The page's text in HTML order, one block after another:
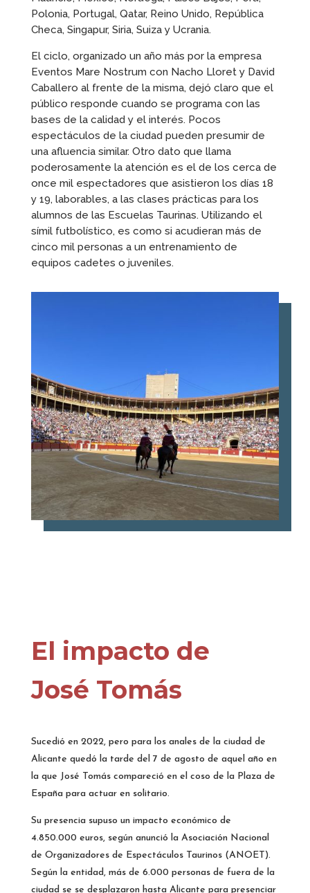
Polonia, Portugal, Qatar, Reino Unido, República
Checa, Singapur, Siria, Suiza y Ucrania.
El ciclo, organizado un año más por la empresa
Eventos Mare Nostrum con Nacho Lloret y David
Caballero al frente de la misma, dejó claro que el
público responde cuando se programa con las
bases de la calidad y el interés. Pocos
espectáculos de la ciudad pueden presumir de
una afluencia similar. Otro dato que llama
poderosamente la atención es el de los cerca de
once mil espectadores que asistieron los días 18
y 19, laborables, a las clases prácticas para los
alumnos de las Escuelas Taurinas. Utilizando el
símil futbolístico, es como si acudieran más de
cinco mil personas a un entrenamiento de
equipos cadetes o juveniles.
El impacto de
José Tomás
Sucedió en 2022, pero para los anales de la ciudad de
Alicante quedó la tarde del 7 de agosto de aquel año en
la que José Tomás compareció en el coso de la Plaza de
España para actuar en solitario.
Su presencia supuso un impacto económico de
4.850.000 euros, según anunció la Asociación Nacional
de Organizadores de Espectáculos Taurinos (ANOET).
Según la entidad, más de 6.000 personas de fuera de la
ciudad se se desplazaron hasta Alicante para presenciar